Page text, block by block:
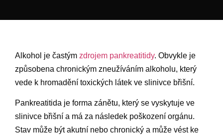
Alkohol je častým zdrojem pankreatitidy. Obvykle je
způsobena chronickým zneužíváním alkoholu, který
vede k hromadění toxických látek ve slinivce břišní.
Pankreatitida je forma zánětu, který se vyskytuje ve
slinivce břišní a má za následek poškození orgánu.
Stav může být akutní nebo chronický a může vést ke